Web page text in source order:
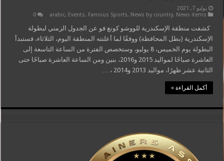
يوليو 7, 2021
arabic, Events, Famous Sports, News by country, News items
0
كشفت منطقة الإسكندرية للووشو كونغ فو عن الجدول الزمني لبطولة
الإسكندرية (بطل المحافظة) ووفقًا لما أعلنته المنطقة اليوم، الثلاثاء، فستبدأ
البطولة يوم الخميس، 8 يوليو، وستخصص الفترة من الساعة التاسعة إلى
العاشرة صباحًا لمواليد 2015 و2016، بنين ومن الساعة العاشرة صباحًا حتى
الثانية عشر ظهرًا، مواليد 2013 و2014 ، …
أكمل القراءة »